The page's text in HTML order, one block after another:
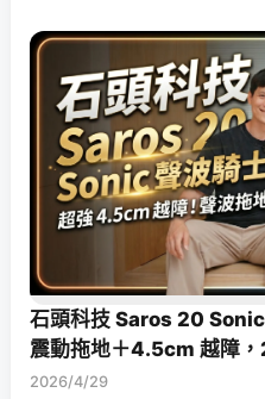
石頭科技 Saros 20
震動拖地＋4.5cm 越障
2026/4/29